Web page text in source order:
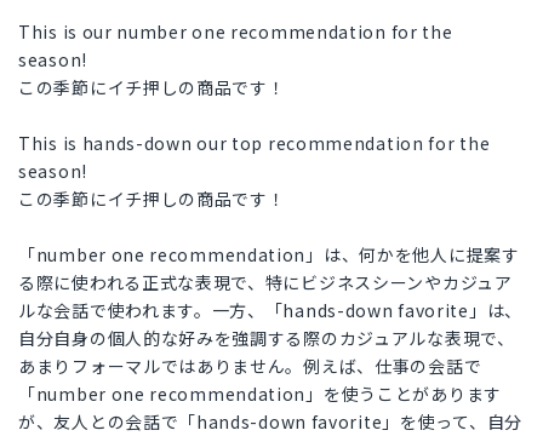
This is our number one recommendation for the
season!
この季節にイチ押しの商品です！
This is hands-down our top recommendation for the
season!
この季節にイチ押しの商品です！
「number one recommendation」は、何かを他人に提案す
る際に使われる正式な表現で、特にビジネスシーンやカジュア
ルな会話で使われます。一方、「hands-down favorite」は、
自分自身の個人的な好みを強調する際のカジュアルな表現で、
あまりフォーマルではありません。例えば、仕事の会話で
「number one recommendation」を使うことがあります
が、友人との会話で「hands-down favorite」を使って、自分